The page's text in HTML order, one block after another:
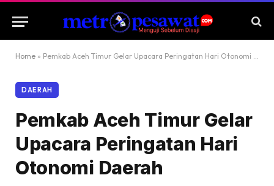
Home » Pemkab Aceh Timur Gelar Upacara Peringatan Hari Otonomi Daerah
DAERAH
Pemkab Aceh Timur Gelar
Upacara Peringatan Hari
Otonomi Daerah